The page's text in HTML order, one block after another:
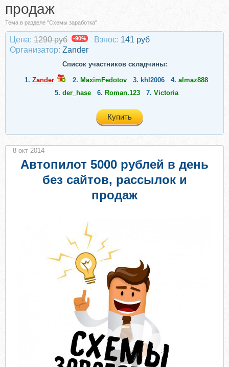
продаж
Тема в разделе "Схемы заработка"
Цена: 1290 руб -90% Взнос: 141 руб
Организатор: Zander
Список участников складчины:
1. Zander 2. MaximFedotov 3. khl2006 4. almaz888
5. der_hase 6. Roman.123 7. Victoria
Купить
Автопилот 5000 рублей в день
без сайтов, рассылок и
продаж
8 окт 2014